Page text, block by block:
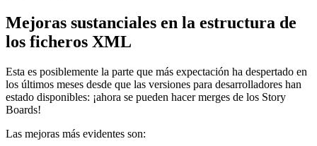
Mejoras sustanciales en la estructura de
los ficheros XML
Esta es posiblemente la parte que más expectación ha despertado en
los últimos meses desde que las versiones para desarrolladores han
estado disponibles: ¡ahora se pueden hacer merges de los Story
Boards!
Las mejoras más evidentes son: